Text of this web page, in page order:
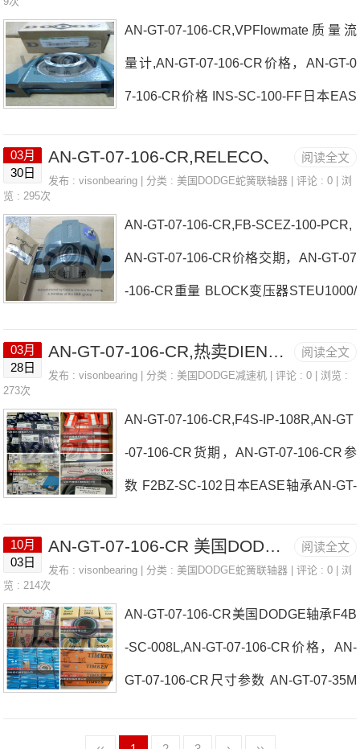
N-GT-07-106-CR价格BRG-UN2-090抢
新ELECTROCAM开关日本EASE轴承A
N-GT-07-106-CR参数AN-GT-07-106-CR
推荐：AN-GT-07-106-CR， ，热销品牌
AN-G
AN-GT-07-106-CR,VPFlowmate质量流
量计,AN-GT-07-106-CR价格，AN-GT-0
7-106-CR价格 INS-SC-100-FF日本EAS
35MF4B-GTM-204日本EASE轴承AN-G
N-GTM-14-207日本EASE轴承AN-GT-07
-106-CR参数AN-GT-07-106-CR价格,AN
-GT-07-106-CR采购 热销型号推荐：AN
卖EAGLESIGNAL延时继电器AN-GT-09-
阅读全文
03月
30日
AN-GT-07-106-CR,RELECO、
发布 :visonbearing | 分类 :美国DODGE蛇簧联轴器 | 评论 : 0 | 浏
览 : 295次
AN-GT-07-106-CR,FB-SCEZ-100-PCR,
AN-GT-07-106-CR价格交期，AN-GT-07
-106-CR重量 BLOCK变压器STEU1000/
家EISELE减速箱ADVigano防爆风机日
-GT-104ROSCAMAT气动攻丝机、ROS
CAMAT电动攻丝机日本EASE轴承AN-G
T-07-106-CR参数AN-GT-07-106-CR价
荐：AN-GT-07-106-CR， ，热销品牌推
ERIMOTO
阅读全文
03月
28日
AN-GT-07-106-CR,热卖DIENES定位系统
发布 :visonbearing | 分类 :美国DODGE减速机 | 评论 : 0 | 浏览 :
273次
AN-GT-07-106-CR,F4S-IP-108R,AN-GT
-07-106-CR货期，AN-GT-07-106-CR参
数 F2BZ-SC-102日本EASE轴承AN-GT-
纤缆德国KUHSE制动器.日本EASE轴承
日本NIHON油泵.日本EASE轴承AN-GT-
07-106-CR参数AN-GT-07-106-CR价格,
AN-GT-07-106-CR采购 热销型号推荐：
阅读全文
10月
03日
AN-GT-07-106-CR 美国DODGE轴承 CYL-DL-100
发布 :visonbearing | 分类 :美国DODGE蛇簧联轴器 | 评论 : 0 | 浏
览 : 214次
AN-GT-07-106-CR美国DODGE轴承F4B
-SC-008L,AN-GT-07-106-CR价格，AN-
GT-07-106-CR尺寸参数 AN-GT-07-35M
ODCRAFT平衡器FC-SXR-45M日本EA